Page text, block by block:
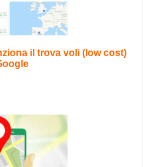
il trova voli (low cost)